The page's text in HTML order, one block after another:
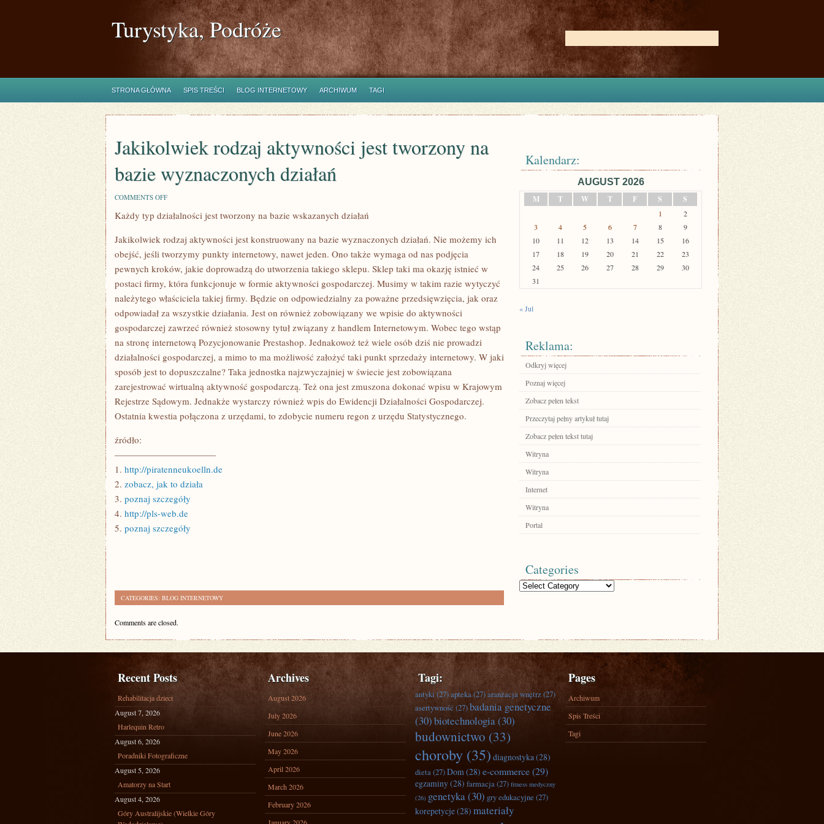
Turystyka, Podróże
STRONA GŁÓWNA SPIS TREŚCI BLOG INTERNETOWY ARCHIWUM TAGI
Jakikolwiek rodzaj aktywności jest tworzony na
bazie wyznaczonych działań
COMMENTS OFFON
RODZAJ
AKTYWNOŚCI
TWORZONY
NA
BAZIE
WYZNACZONYCH
DZIAŁAŃ
Każdy typ działalności jest tworzony na bazie wskazanych działań
Jakikolwiek rodzaj aktywności jest konstruowany na bazie wyznaczonych działań. Nie możemy ich
obejść, jeśli tworzymy punkty internetowy, nawet jeden. Ono także wymaga od nas podjęcia
pewnych kroków, jakie doprowadzą do utworzenia takiego sklepu. Sklep taki ma okazję istnieć w
postaci firmy, która funkcjonuje w formie aktywności gospodarczej. Musimy w takim razie wytyczyć
należytego właściciela takiej firmy. Będzie on odpowiedzialny za poważne przedsięwzięcia, jak oraz
odpowiadał za wszystkie działania. Jest on również zobowiązany we wpisie do aktywności
gospodarczej zawrzeć również stosowny tytuł związany z handlem Internetowym. Wobec tego wstąp
na stronę internetową Pozycjonowanie Prestashop. Jednakowoż też wiele osób dziś nie prowadzi
działalności gospodarczej, a mimo to ma możliwość założyć taki punkt sprzedaży internetowy. W jaki
sposób jest to dopuszczalne? Taka jednostka najzwyczajniej w świecie jest zobowiązana
zarejestrować wirtualną aktywność gospodarczą. Też ona jest zmuszona dokonać wpisu w Krajowym
Rejestrze Sądowym. Jednakże wystarczy również wpis do Ewidencji Działalności Gospodarczej.
Ostatnia kwestia połączona z urzędami, to zdobycie numeru regon z urzędu Statystycznego.
źródło:
———————————
1. http://piratenneukoelln.de
2. zobacz, jak to działa
3. poznaj szczegóły
4. http://pls-web.de
5. poznaj szczegóły
CATEGORIES: BLOG INTERNETOWY
Comments are closed.
Kalendarz:
AUGUST 2026
M
T W T F S S
1
2
3
4 5 6 7 8
9
10
11 12 13 14 15
16
17
18 19 20 21 22
23
24
25 26 27 28 29
30
31
« Jul
Reklama:
Odkryj więcej
Poznaj więcej
Zobacz pełen tekst
Przeczytaj pełny artykuł tutaj
Zobacz pełen tekst tutaj
Witryna
Witryna
Internet
Witryna
Portal
Categories
Categories
Recent Posts
Rehabilitacja dzieci
August 7, 2026
Harlequin Retro
August 6, 2026
Poradniki Fotograficzne
August 5, 2026
Amatorzy na Start
August 4, 2026
Góry Australijskie (Wielkie Góry
Archives
August 2026
July 2026
June 2026
May 2026
April 2026
March 2026
February 2026
Tagi:
antyki(27)apteka(27)aranżacja wnętrz(27)
asertywność (27)badania genetyczne
(30)biotechnologia(30)
budownictwo (33)
choroby (35) diagnostyka(28)
dieta(27)Dom(28) e-commerce(29)
egzaminy(28) farmacja(27) fitness medyczny
(26) genetyka(30) gry edukacyjne (27)
korepetycje(28) materiały
Pages
Archiwum
Spis Treści
Tagi